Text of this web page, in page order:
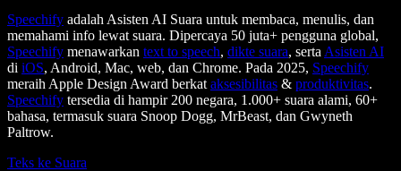
Speechify adalah Asisten AI Suara untuk membaca, menulis, dan
memahami info lewat suara. Dipercaya 50 juta+ pengguna global,
Speechify menawarkan text to speech, dikte suara, serta Asisten AI
di iOS, Android, Mac, web, dan Chrome. Pada 2025, Speechify
meraih Apple Design Award berkat aksesibilitas & produktivitas.
Speechify tersedia di hampir 200 negara, 1.000+ suara alami, 60+
bahasa, termasuk suara Snoop Dogg, MrBeast, dan Gwyneth
Paltrow.
Teks ke Suara